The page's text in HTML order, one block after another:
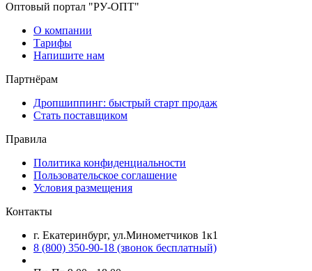
Оптовый портал "РУ-ОПТ"
О компании
Тарифы
Напишите нам
Партнёрам
Дропшиппинг: быстрый старт продаж
Стать поставщиком
Правила
Политика конфиденциальности
Пользовательское соглашение
Условия размещения
Контакты
г. Екатеринбург, ул.Минометчиков 1к1
8 (800) 350-90-18 (звонок бесплатный)